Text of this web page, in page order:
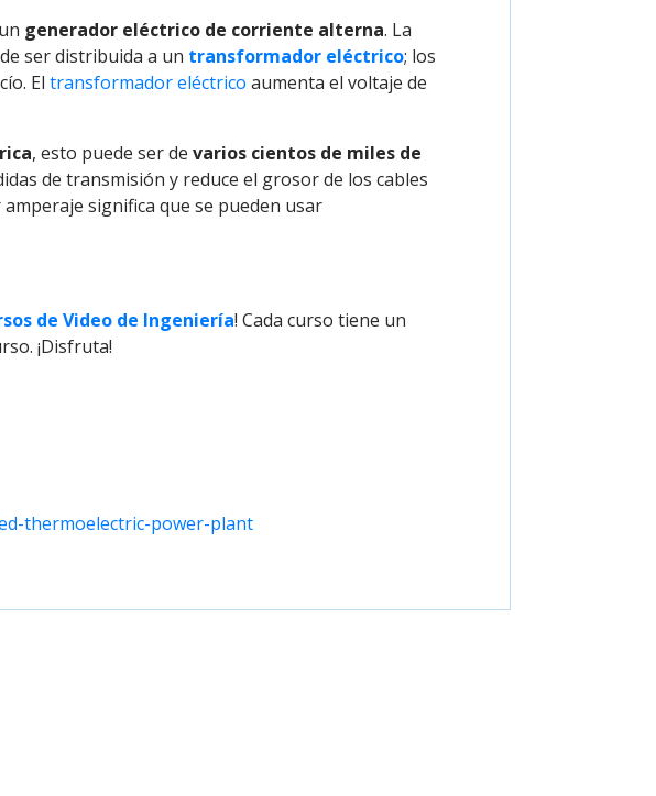
generador eléctrico de corriente alterna. La
ser distribuida a un transformador eléctrico; los
El transformador eléctrico aumenta el voltaje de
, esto puede ser de varios cientos de miles de
de transmisión y reduce el grosor de los cables
significa que se pueden usar
de Video de Ingeniería! Cada curso tiene un
¡Disfruta!
thermoelectric-power-plant